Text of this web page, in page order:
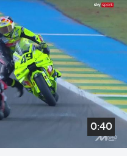
0:40